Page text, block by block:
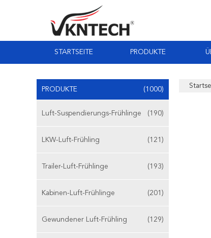
STARTSEITE PRODUKTE
PRODUKTE (1000)
Luft-Suspendierungs-Frühlinge (190)
LKW-Luft-Frühling (121)
Trailer-Luft-Frühlinge (193)
Kabinen-Luft-Frühlinge (201)
Gewundener Luft-Frühling (129)